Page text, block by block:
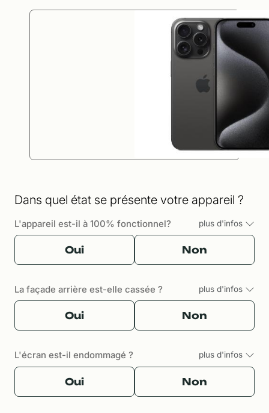
Dans quel état se présente votre appareil ?
L'appareil est-il à 100% fonctionnel? plus d'infos
Oui Non
La façade arrière est-elle cassée ? plus d'infos
Oui Non
L'écran est-il endommagé ? plus d'infos
Oui Non